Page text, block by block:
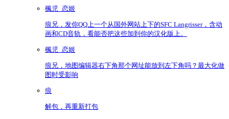
楓児_恋姬
痕兄，发你QQ上一个从国外网站上下的SFC Langrisser，含动
画和CD音轨，看能否把这些加到你的汉化版上。
楓児_恋姬
痕兄，地图编辑器右下角那个网址能放到左下角吗？最大化做
图时受影响
痕
解包，再重新打包